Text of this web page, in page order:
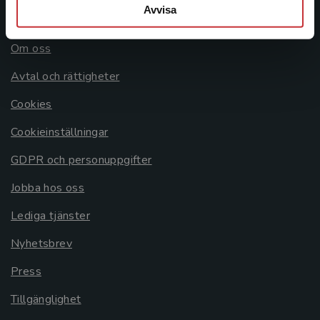
Avvisa
Om oss
Avtal och rättigheter
Cookies
Cookieinställningar
GDPR och personuppgifter
Jobba hos oss
Lediga tjänster
Nyhetsbrev
Press
Tillgänglighet